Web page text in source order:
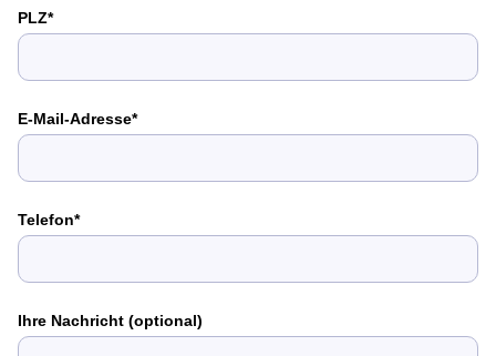
PLZ
E-Mail-Adresse
Telefon
Ihre Nachricht (optional)